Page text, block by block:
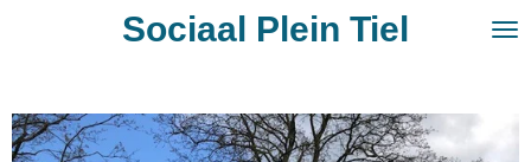
de
hoofdinhoud
Sociaal Plein Tiel